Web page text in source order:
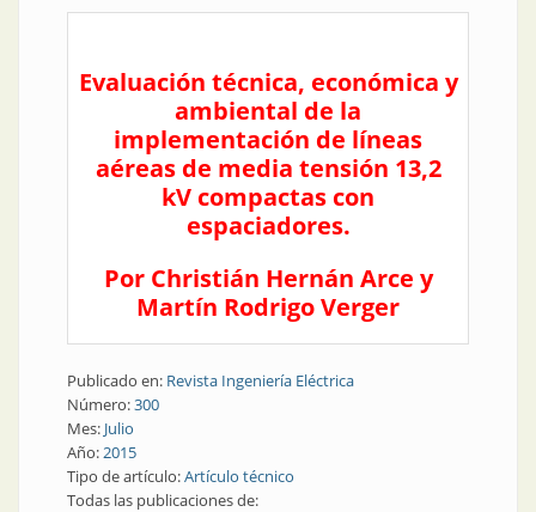
Evaluación técnica, económica y
ambiental de la
implementación de líneas
aéreas de media tensión 13,2
kV compactas con
espaciadores.
Por Christián Hernán Arce y
Martín Rodrigo Verger
Publicado en: Revista Ingeniería Eléctrica
Número:300
Mes: Julio
Año:2015
Tipo de artículo:Artículo técnico
Todas las publicaciones de: